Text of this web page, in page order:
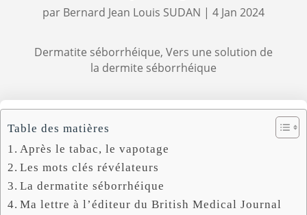
par Bernard Jean Louis SUDAN | 4 Jan 2024
Dermatite séborrhéique, Vers une solution de
la dermite séborrhéique
Table des matières
Après le tabac, le vapotage
Les mots clés révélateurs
La dermatite séborrhéique
Ma lettre à l’éditeur du British Medical Journal